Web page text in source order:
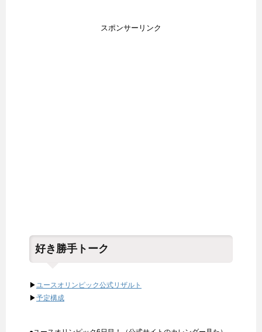
スポンサーリンク
好き勝手トーク
▶ユースオリンピック公式リザルト
▶予定構成